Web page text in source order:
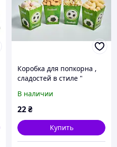
Коробка для попкорна ,
сладостей в стиле "
В наличии
22₴
Купить